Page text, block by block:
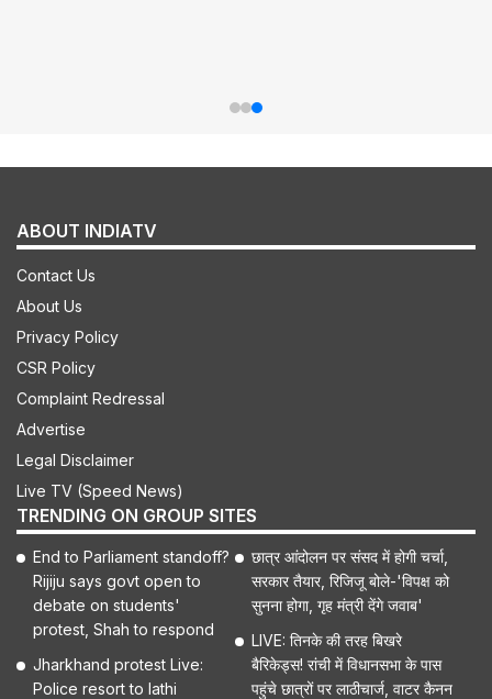
ABOUT INDIATV
Contact Us
About Us
Privacy Policy
CSR Policy
Complaint Redressal
Advertise
Legal Disclaimer
Live TV (Speed News)
TRENDING ON GROUP SITES
End to Parliament standoff?
Rijiju says govt open to
debate on students'
protest, Shah to respond
Jharkhand protest Live:
Police resort to lathi
छात्र आंदोलन पर संसद में होगी चर्चा,
सरकार तैयार, रिजिजू बोले-'विपक्ष को
सुनना होगा, गृह मंत्री देंगे जवाब'
LIVE: तिनके की तरह बिखरे
बैरिकेड्स! रांची में विधानसभा के पास
पहुंचे छात्रों पर लाठीचार्ज, वाटर कैनन